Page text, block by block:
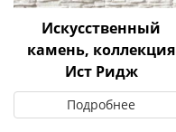
Искусственный
камень, коллекция
Ист Ридж
Подробнее